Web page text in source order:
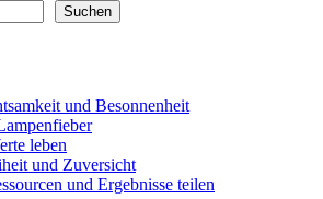
Suchen
und Besonnenheit
leben
und Zuversicht
und Ergebnisse teilen